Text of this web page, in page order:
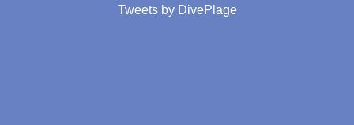
Tweets by DivePlage